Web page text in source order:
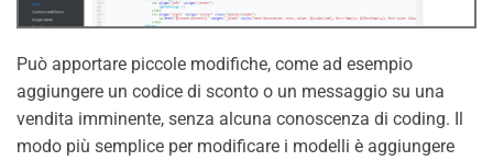
Può apportare piccole modifiche, come ad esempio
aggiungere un codice di sconto o un messaggio su una
vendita imminente, senza alcuna conoscenza di coding. Il
modo più semplice per modificare i modelli è aggiungere